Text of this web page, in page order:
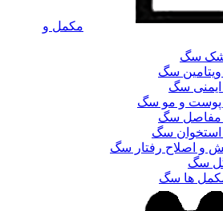
مکمل و
سگ
سگ
ایمنی سگ
پوست و مو سگ
مفاصل سگ
استخوان سگ
و اصلاح رفتار سگ
سگ
ها سگ